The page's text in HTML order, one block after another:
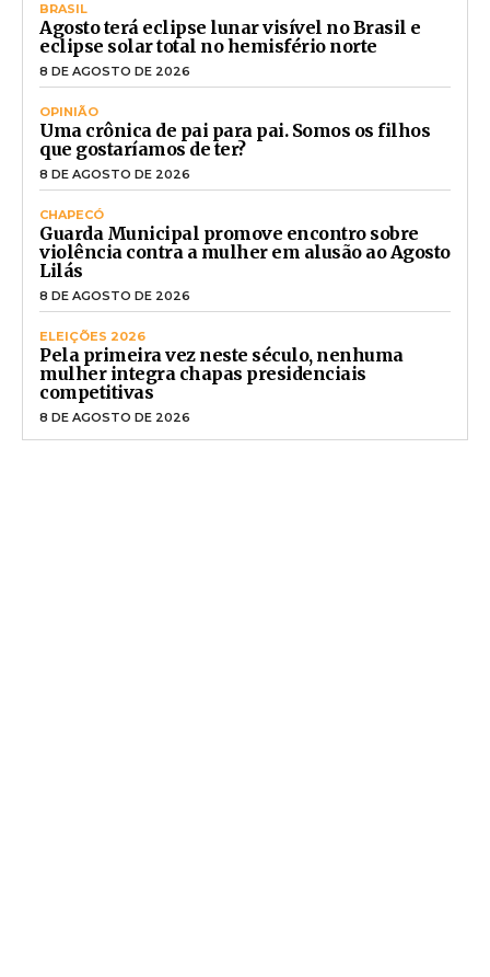
BRASIL
Agosto terá eclipse lunar visível no Brasil e
eclipse solar total no hemisfério norte
8 DE AGOSTO DE 2026
OPINIÃO
Uma crônica de pai para pai. Somos os filhos
que gostaríamos de ter?
8 DE AGOSTO DE 2026
CHAPECÓ
Guarda Municipal promove encontro sobre
violência contra a mulher em alusão ao Agosto
Lilás
8 DE AGOSTO DE 2026
ELEIÇÕES 2026
Pela primeira vez neste século, nenhuma
mulher integra chapas presidenciais
competitivas
8 DE AGOSTO DE 2026